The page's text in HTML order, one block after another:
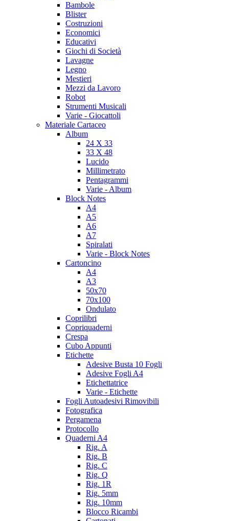
Bambole
Blister
Costruzioni
Economici
Educativi
Giochi di Società
Lavagne
Legno
Mestieri
Mezzi da Lavoro
Robot
Strumenti Musicali
Varie - Giocattoli
Materiale Cartaceo
Album
24 X 33
33 X 48
Lucido
Millimetrato
Pentagrammi
Varie - Album
Block Notes
A4
A5
A6
A7
Spiralati
Varie - Block Notes
Cartoncino
A4
A3
50x70
70x100
Ondulato
Coprilibri
Copriquaderni
Crespa
Cubo Appunti
Etichette
Adesive Busta 10 Fogli
Adesive Fogli A4
Etichettatrice
Varie - Etichette
Fogli Autoadesivi Rimovibili
Fotografica
Pergamena
Protocollo
Quaderni A4
Rig. A
Rig. B
Rig. C
Rig. Q
Rig. 1R
Rig. 5mm
Rig. 10mm
Blocco Ricambi